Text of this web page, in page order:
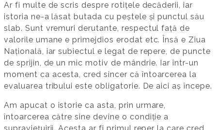
Ar fi multe de scris despre rotițele decăderii, iar
istoria ne-a lăsat butada cu peștele și punctul său
slab. Sunt vremuri derutante, respectul față de
valorile umane e primejdios erodat etc. Însă e Ziua
Națională, iar subiectul e legat de repere, de puncte
de sprijin, de un mic motiv de mândrie. Iar într-un
moment ca acesta, cred sincer că întoarcerea la
evaluarea tribului este obligatorie. De aici aș începe.
Am apucat o istorie ca asta, prin urmare,
întoarcerea către sine devine o condiție a